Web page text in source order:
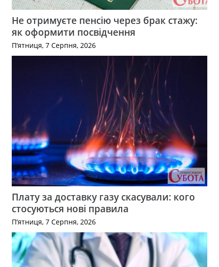
Не отримуєте пенсію через брак стажу:
як оформити посвідчення
П’ятниця, 7 Серпня, 2026
Плату за доставку газу скасували: кого
стосуються нові правила
П’ятниця, 7 Серпня, 2026